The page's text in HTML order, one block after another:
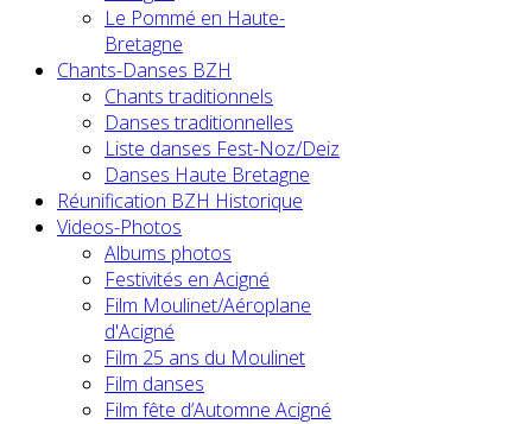
Le Pommé en Haute-
Bretagne
Chants-Danses BZH
Chants traditionnels
Danses traditionnelles
Liste danses Fest-Noz/Deiz
Danses Haute Bretagne
Réunification BZH Historique
Videos-Photos
Albums photos
Festivités en Acigné
Film Moulinet/Aéroplane
d'Acigné
Film 25 ans du Moulinet
Film danses
Film fête d’Automne Acigné